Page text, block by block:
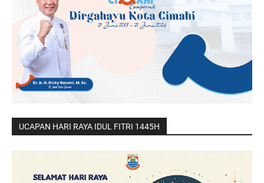
UCAPAN HARI RAYA IDUL FITRI 1445H